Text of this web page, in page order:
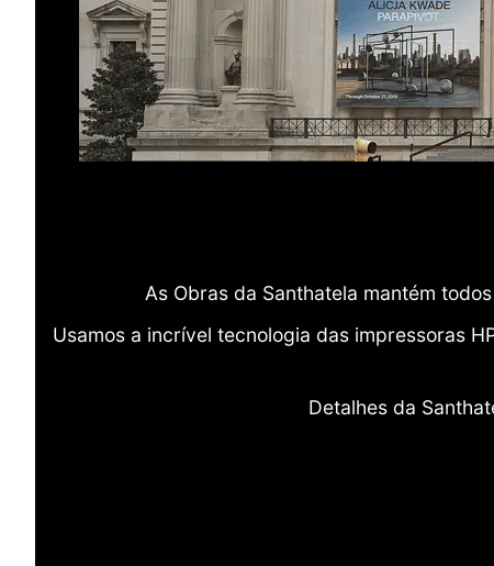
As Obras da Santhatela mantém
Usamos a incrível tecnologia das impressoras
Detalhes da